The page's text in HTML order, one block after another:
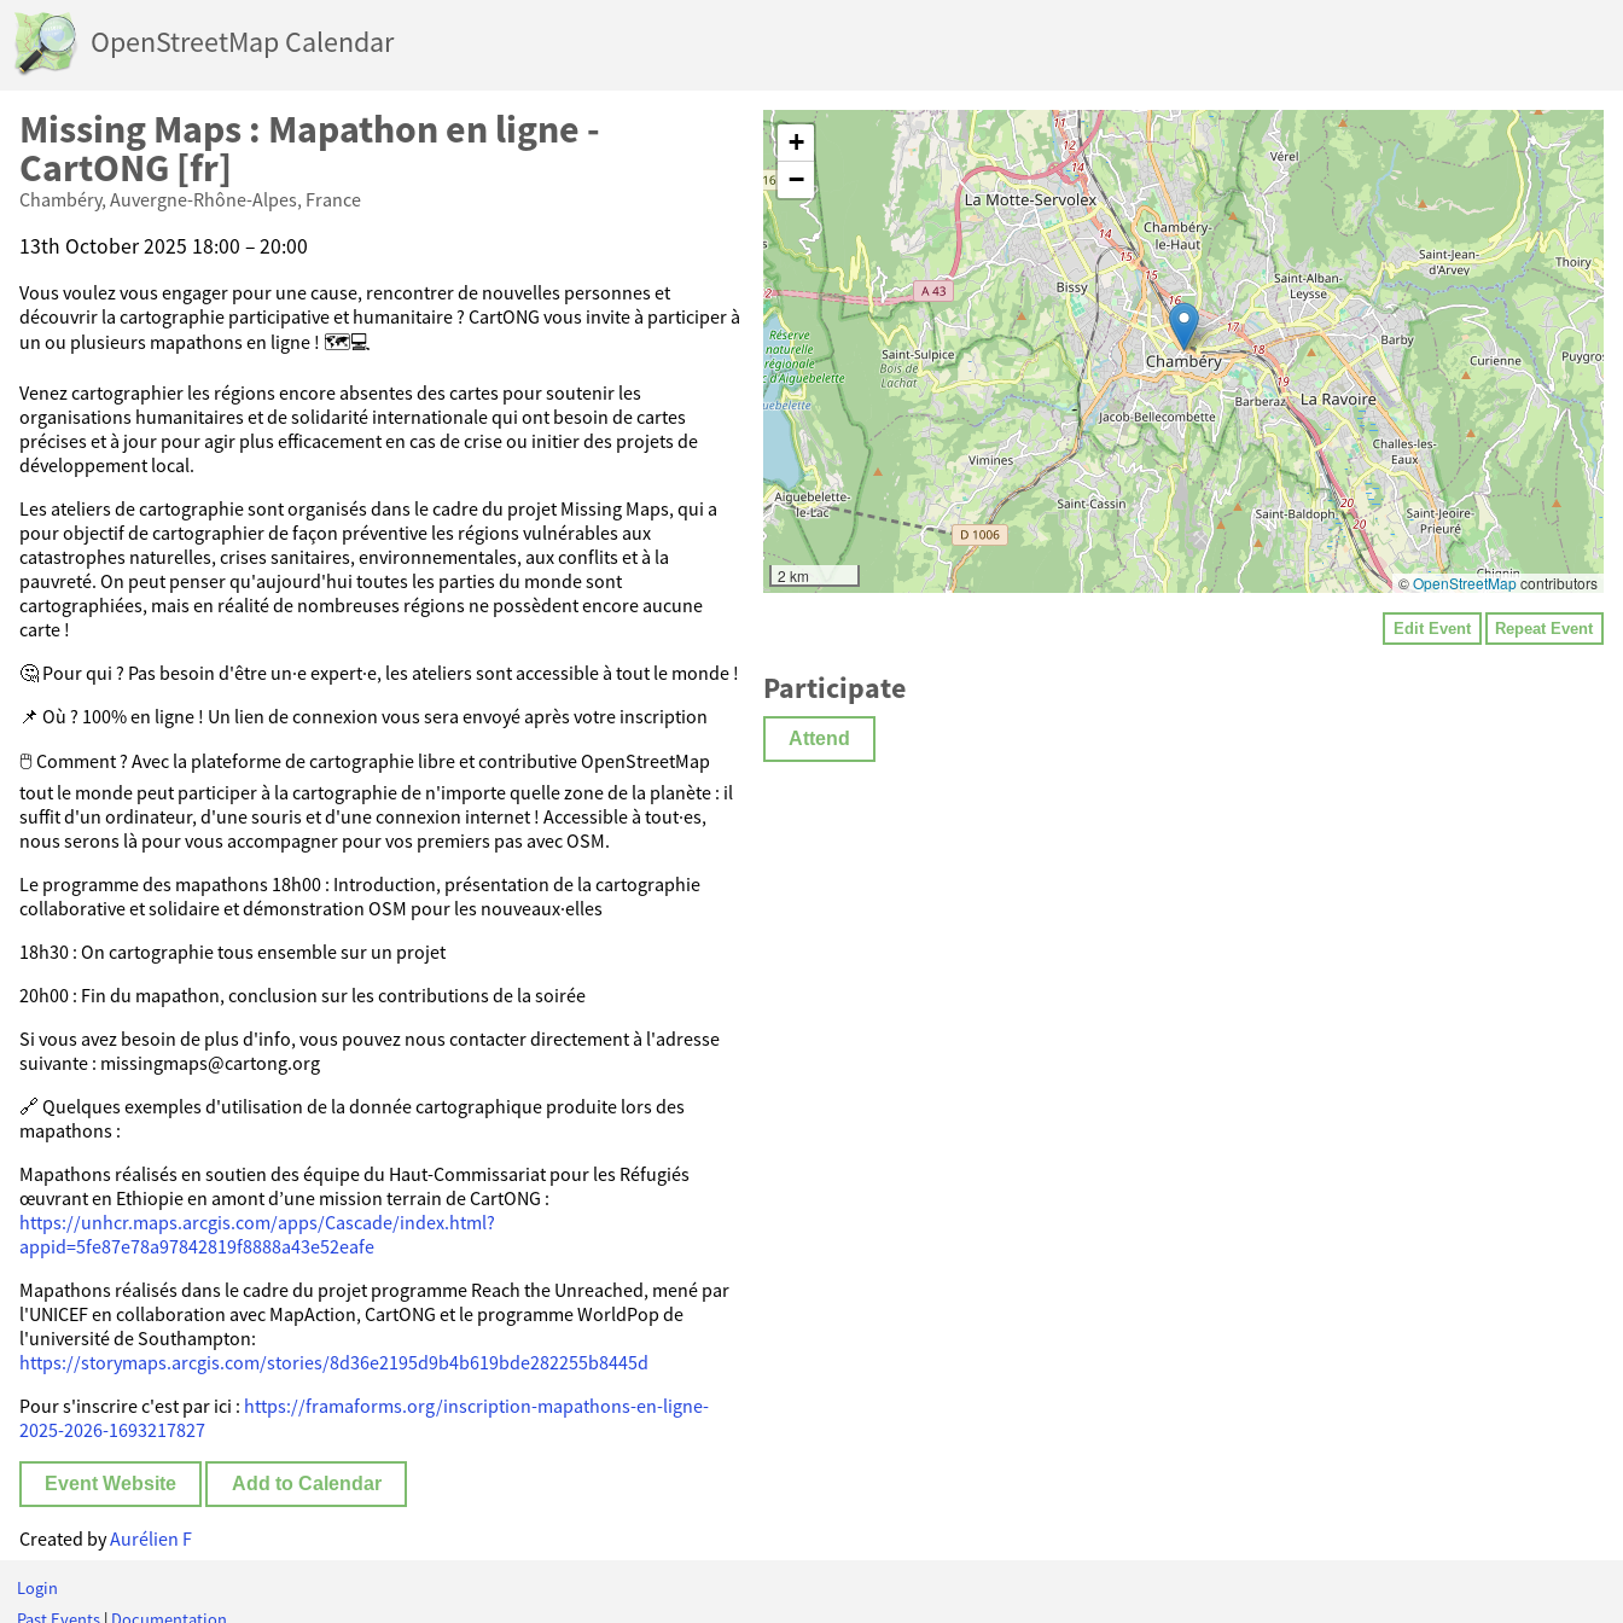
OpenStreetMap Calendar
Missing Maps : Mapathon en ligne -
CartONG [fr]
Chambéry, Auvergne-Rhône-Alpes, France
13th October 2025 18:00 – 20:00
Vous voulez vous engager pour une cause, rencontrer de nouvelles personnes et
découvrir la cartographie participative et humanitaire ? CartONG vous invite à participer à
un ou plusieurs mapathons en ligne ! 🗺️​💻​
Venez cartographier les régions encore absentes des cartes pour soutenir les
organisations humanitaires et de solidarité internationale qui ont besoin de cartes
précises et à jour pour agir plus efficacement en cas de crise ou initier des projets de
développement local.
Les ateliers de cartographie sont organisés dans le cadre du projet Missing Maps, qui a
pour objectif de cartographier de façon préventive les régions vulnérables aux
catastrophes naturelles, crises sanitaires, environnementales, aux conflits et à la
pauvreté. On peut penser qu'aujourd'hui toutes les parties du monde sont
cartographiées, mais en réalité de nombreuses régions ne possèdent encore aucune
carte !
🤔​ Pour qui ? Pas besoin d'être un·e expert·e, les ateliers sont accessible à tout le monde !
📌​ Où ? 100% en ligne ! Un lien de connexion vous sera envoyé après votre inscription
🖱️​ Comment ? Avec la plateforme de cartographie libre et contributive OpenStreetMap
tout le monde peut participer à la cartographie de n'importe quelle zone de la planète : il
suffit d'un ordinateur, d'une souris et d'une connexion internet ! Accessible à tout·es,
nous serons là pour vous accompagner pour vos premiers pas avec OSM.
Le programme des mapathons 18h00 : Introduction, présentation de la cartographie
collaborative et solidaire et démonstration OSM pour les nouveaux·elles
18h30 : On cartographie tous ensemble sur un projet
20h00 : Fin du mapathon, conclusion sur les contributions de la soirée
Si vous avez besoin de plus d'info, vous pouvez nous contacter directement à l'adresse
suivante : missingmaps@cartong.org
🔗​ Quelques exemples d'utilisation de la donnée cartographique produite lors des
mapathons :
Mapathons réalisés en soutien des équipe du Haut-Commissariat pour les Réfugiés
œuvrant en Ethiopie en amont d’une mission terrain de CartONG :
https://unhcr.maps.arcgis.com/apps/Cascade/index.html?
appid=5fe87e78a97842819f8888a43e52eafe
Mapathons réalisés dans le cadre du projet programme Reach the Unreached, mené par
l'UNICEF en collaboration avec MapAction, CartONG et le programme WorldPop de
l'université de Southampton:
https://storymaps.arcgis.com/stories/8d36e2195d9b4b619bde282255b8445d
Pour s'inscrire c'est par ici : https://framaforms.org/inscription-mapathons-en-ligne-
2025-2026-1693217827
Event Website Add to Calendar
+
−
2 km ©OpenStreetMapcontributors
Edit Event Repeat Event
Participate
Attend
Created byAurélien F
Login